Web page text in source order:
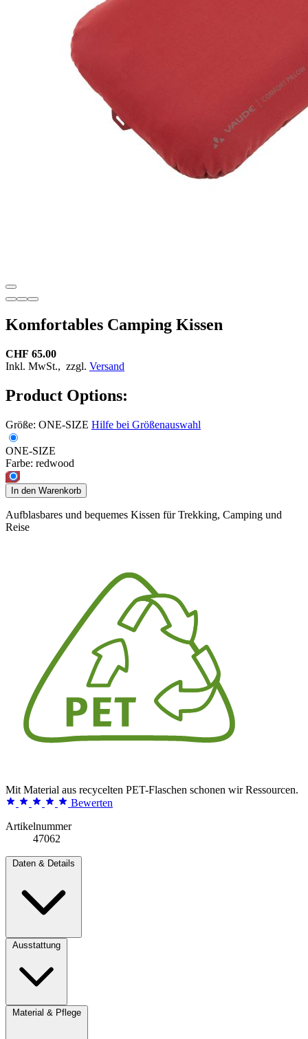
Komfortables Camping Kissen
CHF 65.00
Inkl. MwSt., zzgl. Versand
Product Options:
Größe: ONE-SIZE Hilfe bei Größenauswahl
ONE-SIZE
Farbe: redwood
In den Warenkorb
Aufblasbares und bequemes Kissen für Trekking, Camping und
Reise
Mit Material aus recycelten PET-Flaschen schonen wir Ressourcen.
Bewerten
Artikelnummer
47062
Daten & Details
Ausstattung
Material & Pflege